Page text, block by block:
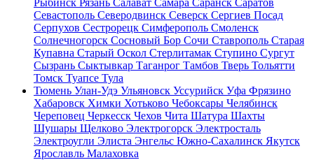
Рыбинск Рязань Салават Самара Саранск Саратов
Севастополь Северодвинск Северск Сергиев Посад
Серпухов Сестрорецк Симферополь Смоленск
Солнечногорск Сосновый Бор Сочи Ставрополь Старая
Купавна Старый Оскол Стерлитамак Ступино Сургут
Сызрань Сыктывкар Таганрог Тамбов Тверь Тольятти
Томск Туапсе Тула
Тюмень Улан-Удэ Ульяновск Уссурийск Уфа Фрязино
Хабаровск Химки Хотьково Чебоксары Челябинск
Череповец Черкесск Чехов Чита Шатура Шахты
Шушары Щелково Электрогорск Электросталь
Электроугли Элиста Энгельс Южно-Сахалинск Якутск
Ярославль Малаховка